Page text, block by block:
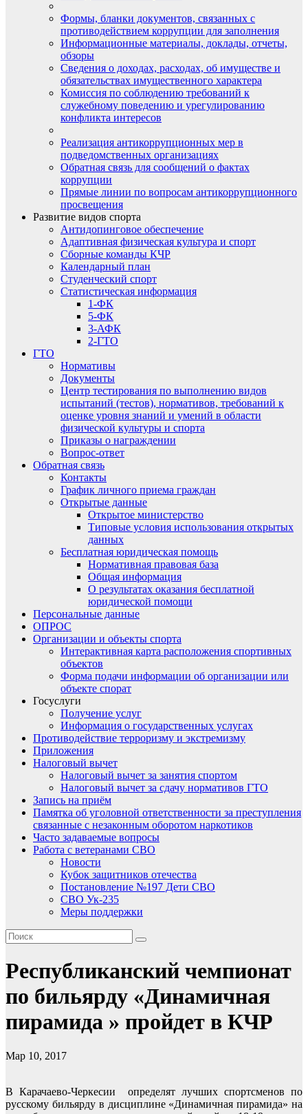
Формы, бланки документов, связанных с
противодействием коррупции для заполнения
Информационные материалы, доклады, отчеты,
обзоры
Сведения о доходах, расходах, об имуществе и
обязательствах имущественного характера
Комиссия по соблюдению требований к
служебному поведению и урегулированию
конфликта интересов
Реализация антикоррупционных мер в
подведомственных организациях
Обратная связь для сообщений о фактах
коррупции
Прямые линии по вопросам антикоррупционного
просвещения
Развитие видов спорта
Антидопинговое обеспечение
Адаптивная физическая культура и спорт
Сборные команды КЧР
Календарный план
Студенческий спорт
Статистическая информация
1-ФК
5-ФК
3-АФК
2-ГТО
ГТО
Нормативы
Документы
Центр тестирования по выполнению видов
испытаний (тестов), нормативов, требований к
оценке уровня знаний и умений в области
физической культуры и спорта
Приказы о награждении
Вопрос-ответ
Обратная связь
Контакты
График личного приема граждан
Открытые данные
Открытое министерство
Типовые условия использования открытых
данных
Бесплатная юридическая помощь
Нормативная правовая база
Общая информация
О результатах оказания бесплатной
юридической помощи
Персональные данные
ОПРОС
Организации и объекты спорта
Интерактивная карта расположения спортивных
объектов
Форма подачи информации об организации или
объекте спорат
Госуслуги
Получение услуг
Информация о государственных услугах
Противодействие терроризму и экстремизму
Приложения
Налоговый вычет
Налоговый вычет за занятия спортом
Налоговый вычет за сдачу нормативов ГТО
Запись на приём
Памятка об уголовной ответственности за преступления
связанные с незаконным оборотом наркотиков
Часто задаваемые вопросы
Работа с ветеранами СВО
Новости
Кубок защитников отечества
Постановление №197 Дети СВО
СВО Ук-235
Меры поддержки
Республиканский чемпионат
по бильярду «Динамичная
пирамида » пройдет в КЧР
Мар 10, 2017
В Карачаево-Черкесии определят лучших спортсменов по
русскому бильярду в дисциплине «Динамичная пирамида» на